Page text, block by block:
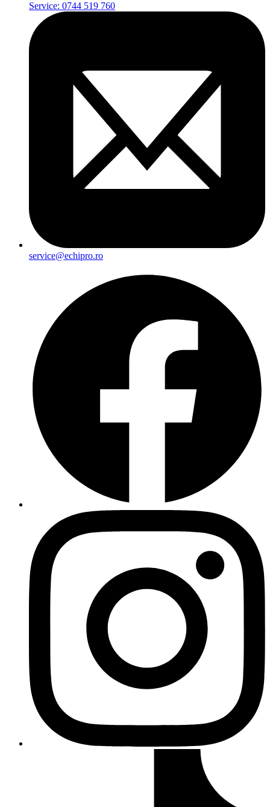
Service: 0744 519 760
service@echipro.ro